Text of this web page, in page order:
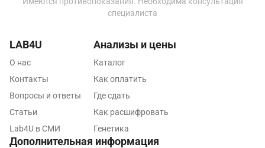
Краснодар
Курск
Липецк
специалиста
LAB4U
О нас
Контакты
Вопросы и ответы
Статьи
Lab4U в СМИ
Анализы и цены
Каталог
Как оплатить
Где сдать
Как расшифровать
Генетика
Дополнительная информация